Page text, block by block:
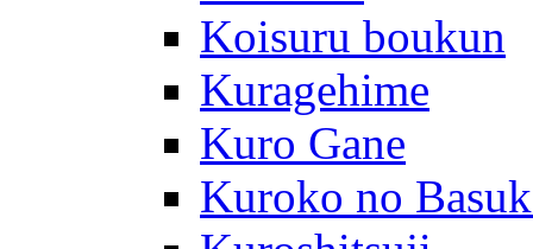
Koisuru boukun
Kuragehime
Kuro Gane
Kuroko no